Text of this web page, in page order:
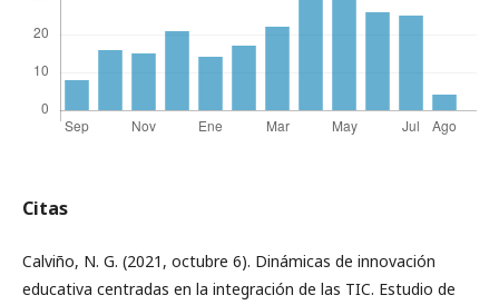
Citas
Calviño, N. G. (2021, octubre 6). Dinámicas de innovación
educativa centradas en la integración de las TIC. Estudio de